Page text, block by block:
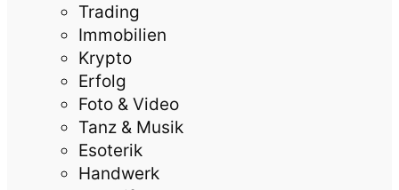
Trading
Immobilien
Krypto
Erfolg
Foto & Video
Tanz & Musik
Esoterik
Handwerk